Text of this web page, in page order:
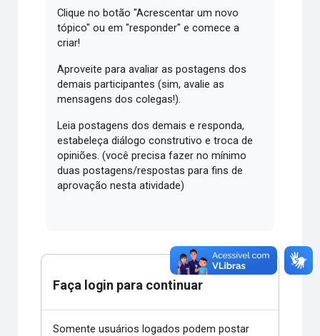
Clique no botão "Acrescentar um novo
tópico" ou em "responder" e comece a
criar!
Aproveite para avaliar as postagens dos
demais participantes (sim, avalie as
mensagens dos colegas!).
Leia postagens dos demais e responda,
estabeleça diálogo construtivo e troca de
opiniões. (você precisa fazer no mínimo
duas postagens/respostas para fins de
aprovação nesta atividade)
Faça login para continuar
Somente usuários logados podem postar